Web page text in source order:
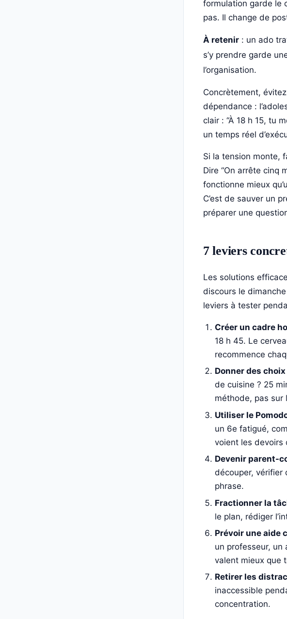
formulation garde le
pas. Il change de
À retenir: un ado
s’y prendre garde
l’organisation.
Concrètement,
dépendance :
clair : “À 18 h 15, tu
un temps réel
Si la tension monte,
Dire “On arrête cinq
fonctionne mieux
C’est de sauver un
préparer une
7 leviers
Les solutions
discours le
leviers à tester
Créer un cadre
18 h 45. Le
recommence
Donner des
de cuisine ? 25
méthode, pas sur
Utiliser le
un 6e fatigué,
voient les devoirs
Devenir parent-
découper, vérifier
phrase.
Fractionner la
le plan, rédiger
Prévoir une aide
un professeur, un
valent mieux que
Retirer les
inaccessible
concentration.